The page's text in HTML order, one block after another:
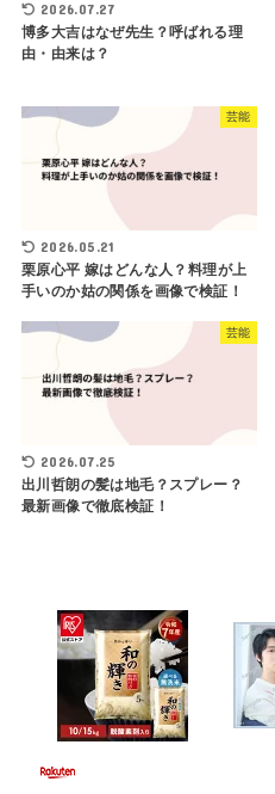
2026.07.27
博多大吉はなぜ先生？呼ばれる理
由・由来は？
芸能
2026.05.21
栗原心平 嫁はどんな人？料理が上
手いのか姑の関係を画像で検証！
芸能
2026.07.25
出川哲朗の髪は地毛？スプレー？
最新画像で徹底検証！